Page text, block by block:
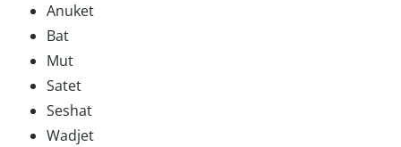
Anuket
Bat
Mut
Satet
Seshat
Wadjet